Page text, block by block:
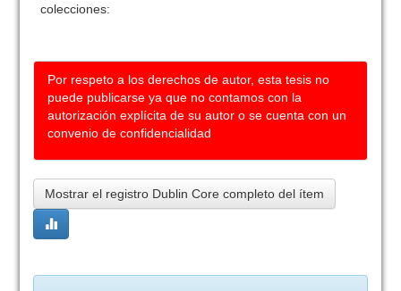
colecciones:
Por respeto a los derechos de autor, esta tesis no
puede publicarse ya que no contamos con la
autorización explícita de su autor o se cuenta con un
convenio de confidencialidad
Mostrar el registro Dublin Core completo del ítem